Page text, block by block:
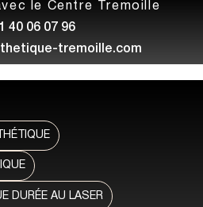
le Centre Tremoille
40 06 07 96
tremoille.com
DURÉE AU LASER